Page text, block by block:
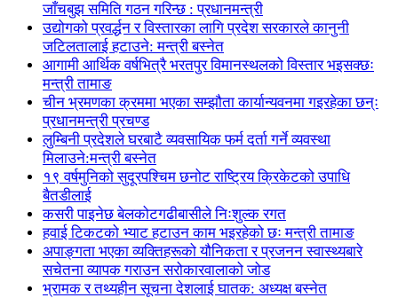
जाँचबुझ समिति गठन गरिन्छ : प्रधानमन्त्री
उद्योगको प्रवर्द्धन र विस्तारका लागि प्रदेश सरकारले कानुनी
जटिलतालाई हटाउने: मन्त्री बस्नेत
आगामी आर्थिक वर्षभित्रै भरतपुर विमानस्थलको विस्तार भइसक्छः
मन्त्री तामाङ
चीन भ्रमणका क्रममा भएका सम्झौता कार्यान्यवनमा गइरहेका छन्ः
प्रधानमन्त्री प्रचण्ड
लुम्बिनी प्रदेशले घरबाटै व्यवसायिक फर्म दर्ता गर्ने व्यवस्था
मिलाउने:मन्त्री बस्नेत
१९ वर्षमुनिको सुदूरपश्चिम छनोट राष्ट्रिय क्रिकेटको उपाधि
बैतडीलाई
कसरी पाइनेछ बेलकोटगढीबासीले निःशुल्क रगत
हवाई टिकटको भ्याट हटाउन काम भइरहेको छः मन्त्री तामाङ
अपाङ्गता भएका व्यक्तिहरूको यौनिकता र प्रजनन स्वास्थ्यबारे
सचेतना व्यापक गराउन सरोकारवालाको जोड
भ्रामक र तथ्यहीन सूचना देशलाई घातक: अध्यक्ष बस्नेत